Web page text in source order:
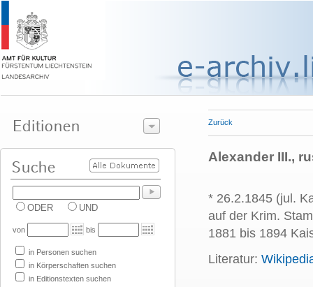
ODER UND
von bis
in Personen suchen
in Körperschaften suchen
in Editionstexten suchen
Zurück
Alexander III.,
* 26.2.1845 (jul.
auf der Krim.
1881 bis 1894
Literatur: